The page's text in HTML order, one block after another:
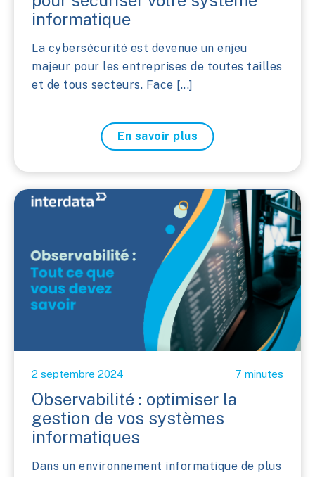
informatique
La cybersécurité est devenue un enjeu
majeur pour les entreprises de toutes tailles
et de tous secteurs. Face [...]
En savoir plus
2 septembre 2024 7 minutes
Observabilité : optimiser la
gestion de vos systèmes
informatiques
Dans un environnement informatique de plus